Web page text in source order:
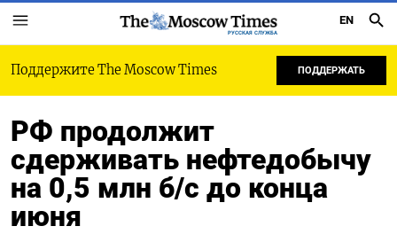
РУССКАЯ СЛУЖБА
EN
Поддержите The Moscow Times ПОДДЕРЖАТЬ
РФ продолжит
сдерживать нефтедобычу
на 0,5 млн б/с до конца
июня